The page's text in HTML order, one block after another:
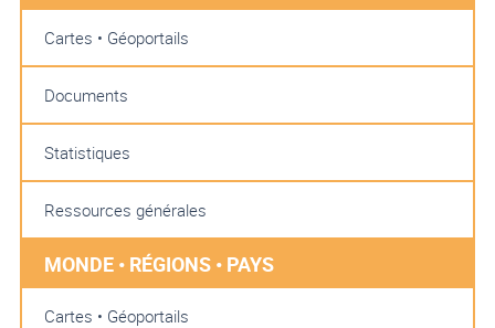
Cartes • Géoportails
Documents
Statistiques
Ressources générales
MONDE • RÉGIONS • PAYS
Cartes • Géoportails